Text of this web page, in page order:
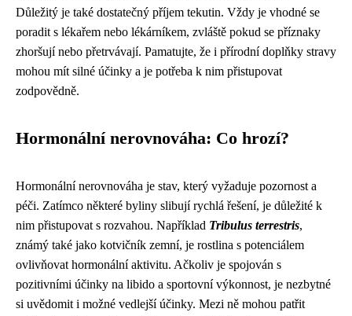
Důležitý je také dostatečný příjem tekutin. Vždy je vhodné se
poradit s lékařem nebo lékárníkem, zvláště pokud se příznaky
zhoršují nebo přetrvávají. Pamatujte, že i přírodní doplňky stravy
mohou mít silné účinky a je potřeba k nim přistupovat
zodpovědně.
Hormonální nerovnováha: Co hrozí?
Hormonální nerovnováha je stav, který vyžaduje pozornost a
péči. Zatímco některé byliny slibují rychlá řešení, je důležité k
nim přistupovat s rozvahou. Například Tribulus terrestris,
známý také jako kotvičník zemní, je rostlina s potenciálem
ovlivňovat hormonální aktivitu. Ačkoliv je spojován s
pozitivními účinky na libido a sportovní výkonnost, je nezbytné
si uvědomit i možné vedlejší účinky. Mezi ně mohou patřit